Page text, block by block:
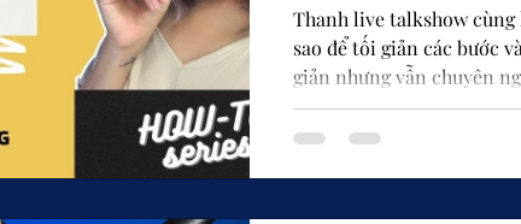
Thanh live talkshow
sao để tối giản các bước
giản nhưng vẫn chuyên